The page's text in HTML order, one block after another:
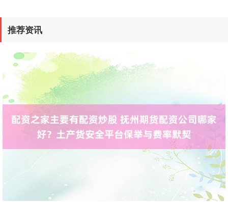
期指IC0 7712.80
上证综指
推荐资讯